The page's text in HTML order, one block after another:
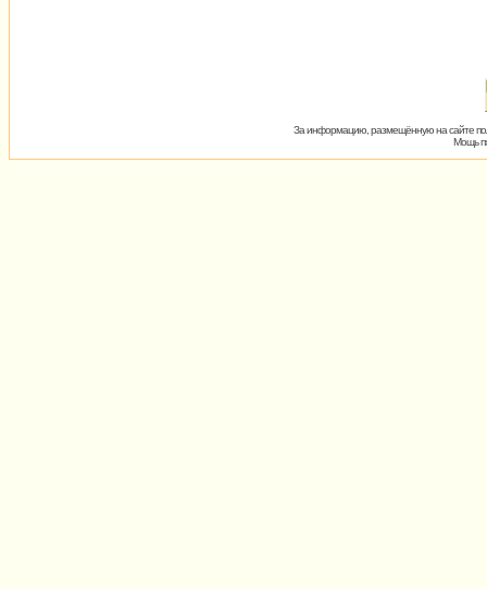
За информацию, размещённую на сайте
Мощь